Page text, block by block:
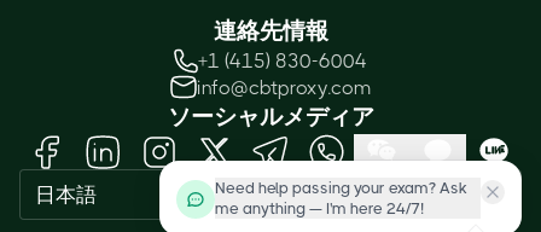
連絡先情報
+1 (415) 830-6004
info@cbtproxy.com
ソーシャルメディア
日本語
Need help passing your exam? Ask
me anything — I'm here 24/7!